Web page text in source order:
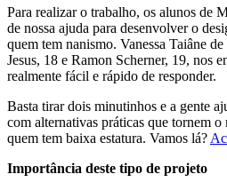
Para realizar o trabalho, os alunos de
de nossa ajuda para desenvolver o
quem tem nanismo. Vanessa Taiâne
Jesus, 18 e Ramon Scherner, 19, nos
realmente fácil e rápido de responder.
Basta tirar dois minutinhos e a gente
com alternativas práticas que tornem
quem tem baixa estatura. Vamos lá?
Importância deste tipo de projeto